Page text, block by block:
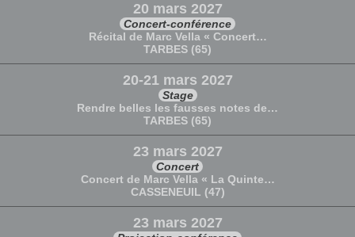
20 mars 2027
Concert-conférence
Récital de Marc Vella « Concert…
TARBES (65)
20-21 mars 2027
Stage
Rendre belles les fausses notes de…
TARBES (65)
23 mars 2027
Concert
Concert de Marc Vella « La Quinte…
CASSENEUIL (47)
23 mars 2027